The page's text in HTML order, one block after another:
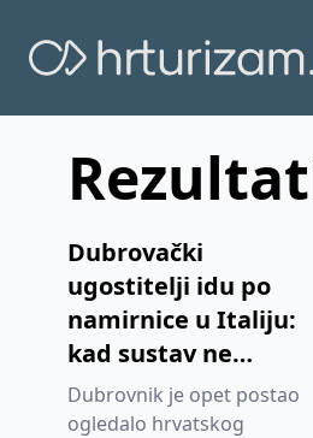
Dubrovački
ugostitelji idu po
namirnice u Italiju:
kad sustav ne
postoji, uvoz postaje
jedina opcija
Dubrovnik je opet postao
ogledalo hrvatskog